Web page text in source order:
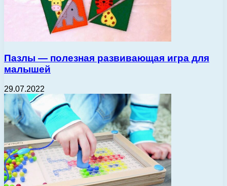
Пазлы — полезная развивающая игра для
малышей
29.07.2022